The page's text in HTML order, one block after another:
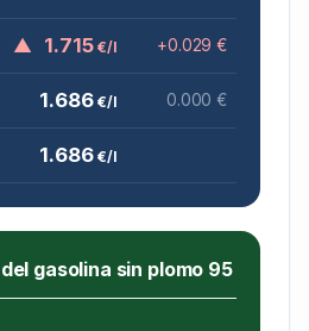
▲ 1.715€/l +0.029 €
1.686€/l 0.000 €
1.686€/l
gasolina sin plomo 95